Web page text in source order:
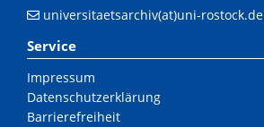
universitaetsarchiv(at)uni-rostock.de
Service
Impressum
Datenschutzerklärung
Barrierefreiheit